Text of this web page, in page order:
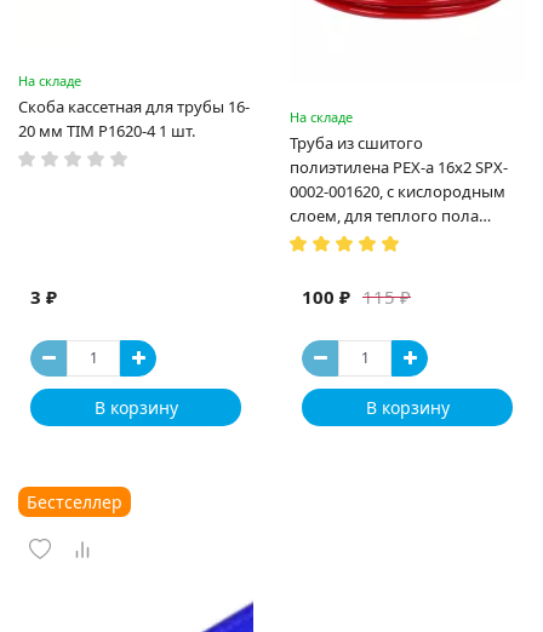
На складе
Скоба кассетная для трубы 16-
20 мм TIM P1620-4 1 шт.
3 ₽
В корзину
На складе
Труба из сшитого
полиэтилена PEX-a 16х2 SPX-
0002-001620, с кислородным
слоем, для теплого пола
(Испания)
115 ₽
100 ₽
В корзину
Бестселлер